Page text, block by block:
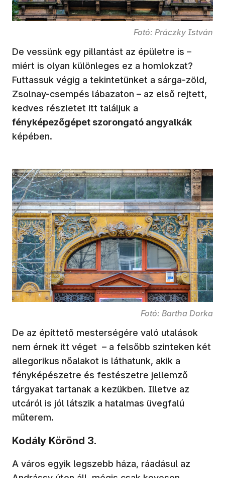
Fotó: Práczky István
De vessünk egy pillantást az épületre is –
miért is olyan különleges ez a homlokzat?
Futtassuk végig a tekintetünket a sárga-zöld,
Zsolnay-csempés lábazaton – az első rejtett,
kedves részletet itt találjuk a
fényképezőgépet szorongató angyalkák
képében.
Fotó: Bartha Dorka
De az építtető mesterségére való utalások
nem érnek itt véget – a felsőbb szinteken két
allegorikus nőalakot is láthatunk, akik a
fényképészetre és festészetre jellemző
tárgyakat tartanak a kezükben. Illetve az
utcáról is jól látszik a hatalmas üvegfalú
műterem.
Kodály Körönd 3.
A város egyik legszebb háza, ráadásul az